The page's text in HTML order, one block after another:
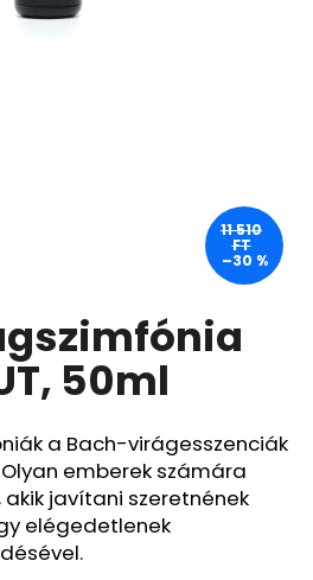
50ml
a Bach-virágesszenciák
emberek számára
javítani szeretnének
elégedetlenek
11 510
FT
–30 %